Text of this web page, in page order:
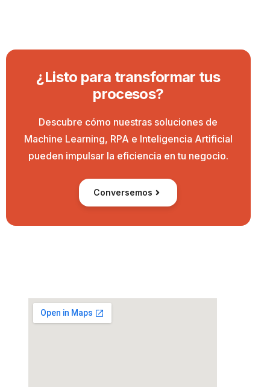
¿ Listo para transformar tus
procesos?
Descubre cómo nuestras soluciones de
Machine Learning, RPA e Inteligencia Artificial
pueden impulsar la eficiencia en tu negocio.
Conversemos